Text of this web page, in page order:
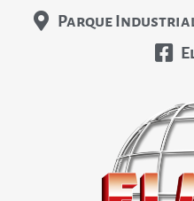
Parque